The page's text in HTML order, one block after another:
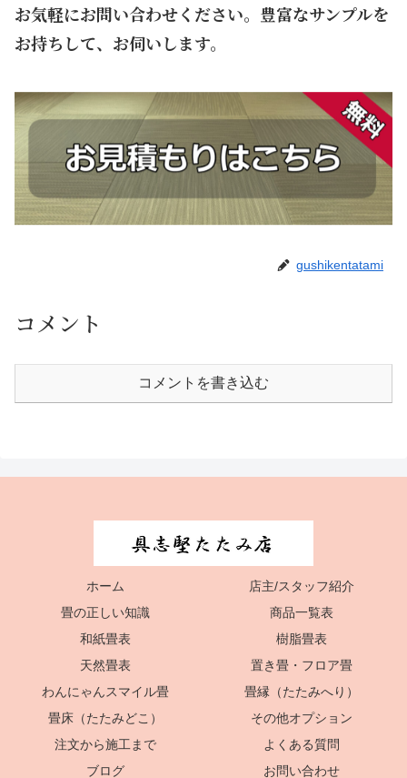
お気軽にお問い合わせください。豊富なサンプルを
お持ちして、お伺いします。
gushikentatami
コメント
コメントを書き込む
ホーム
店主/スタッフ紹介
畳の正しい知識
商品一覧表
和紙畳表
樹脂畳表
天然畳表
置き畳・フロア畳
わんにゃんスマイル畳
畳縁（たたみへり）
畳床（たたみどこ）
その他オプション
注文から施工まで
よくある質問
ブログ
お問い合わせ